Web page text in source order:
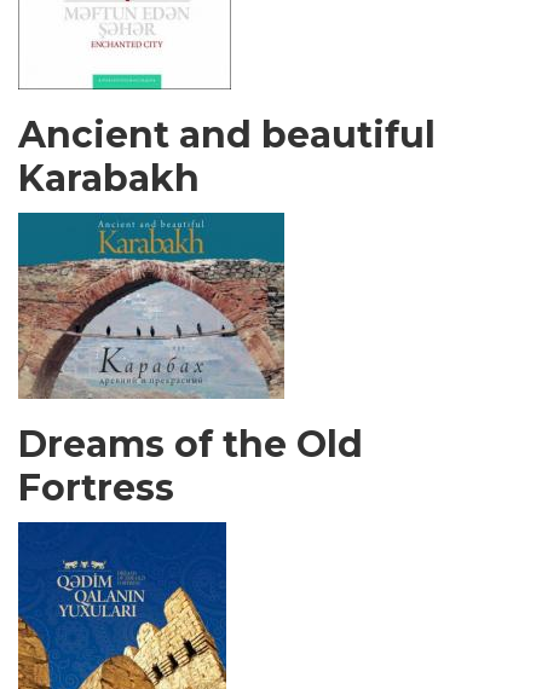
Ancient and beautiful
Karabakh
Dreams of the Old
Fortress